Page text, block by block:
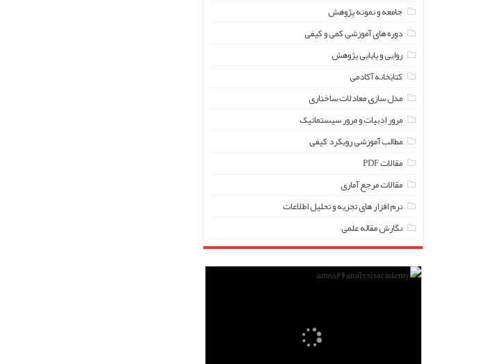
جامعه و نمونه پژوهش
دوره های آموزشی کمی و کیفی
روایی و پایایی پژوهش
کتابخانه آکادمی
مدل سازی معادلات ساختاری
مرور ادبیات و مرور سیستماتیک
مطالب آموزشی رویکرد کیفی
مقالات PDF
مقالات مرجع آماری
نرم افزار های تجزیه و تحلیل اطلاعات
نگارش مقاله علمی